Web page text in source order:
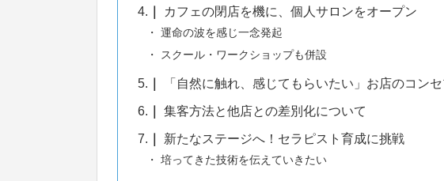
4. カフェの閉店を機に、個人サロンをオープン
運命の波を感じ一念発起
スクール・ワークショップも併設
5. 「自然に触れ、感じてもらいたい」お店のコン
6. 集客方法と他店との差別化について
7. 新たなステージへ！セラピスト育成に挑戦
培ってきた技術を伝えていきたい